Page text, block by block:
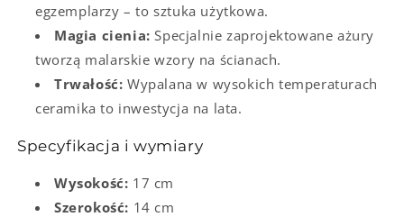
egzemplarzy – to sztuka użytkowa.
Magia cienia: Specjalnie zaprojektowane ażury
tworzą malarskie wzory na ścianach.
Trwałość: Wypalana w wysokich temperaturach
ceramika to inwestycja na lata.
Specyfikacja i wymiary
Wysokość: 17 cm
Szerokość: 14 cm